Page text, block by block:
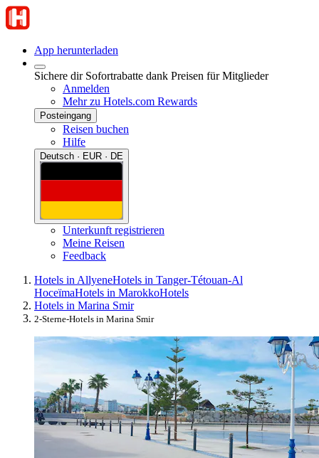
App herunterladen
Sichere dir Sofortrabatte dank Preisen für Mitglieder
Anmelden
Mehr zu Hotels.com Rewards
Posteingang
Reisen buchen
Hilfe
Deutsch · EUR · DE
Unterkunft registrieren
Meine Reisen
Feedback
Hotels in AllyeneHotels in Tanger-Tétouan-Al
HoceïmaHotels in MarokkoHotels
Hotels in Marina Smir
2-Sterne-Hotels in Marina Smir